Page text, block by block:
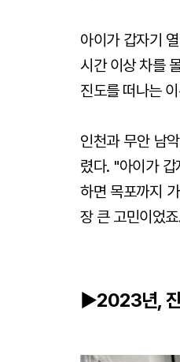
아이가 갑자기
시간 이상 차를
진도를 떠나는
인천과 무안 남
렸다. "아이가
하면 목포까지
장 큰 고민이었죠
▶2023년, 진